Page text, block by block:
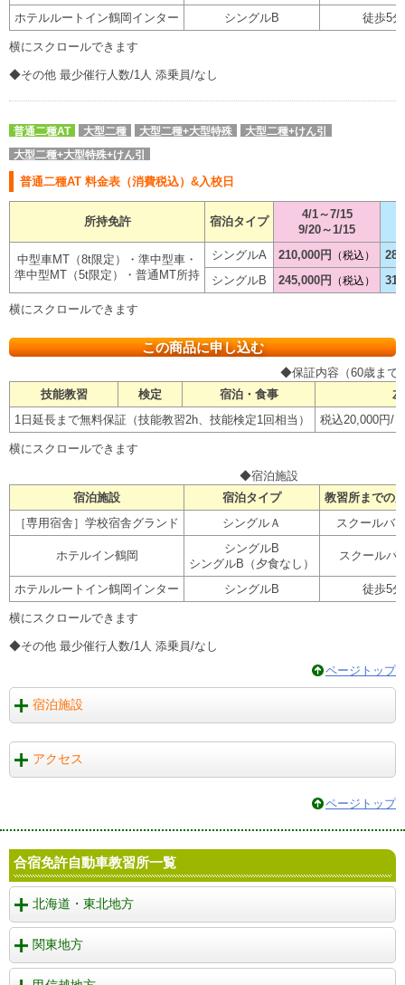
ホテルルートイン鶴岡インター シングルB 徒歩5分
◆その他 最少催行人数/1人 添乗員/なし
普通二種AT 大型二種 大型二種+大型特殊 大型二種+けん引
大型二種+大型特殊+けん引
普通二種AT 料金表（消費税込）&入校日
所持免許 宿泊タイプ
4/1～7/15
9/20～1/15
中型車MT（8t限定）・準中型車・
準中型MT（5t限定）・普通MT所持
シングルA 210,000円 （税込）
シングルB
245,000円 （税込）
この商品に申し込む
◆保証内容（60歳まで
技能教習
検定 宿泊・食事
1日延長まで無料保証（技能教習2h、技能検定1回相当）
税込20,000円/
◆宿泊施設
宿泊施設
宿泊タイプ
教習所までの
［専用宿舎］学校宿舎グランド
シングルＡ スクールバ
ホテルイン鶴岡
シングルB
シングルB（夕食なし）
スクールバ
ホテルルートイン鶴岡インター シングルB 徒歩5分
◆その他 最少催行人数/1人 添乗員/なし
ページトップ
宿泊施設
アクセス
ページトップ
合宿免許自動車教習所一覧
北海道・東北地方
関東地方